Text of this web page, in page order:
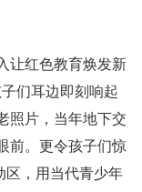
让红色教育焕发新
们耳边即刻响起
照片，当年地下交
前。更令孩子们惊
区，用当代青少年